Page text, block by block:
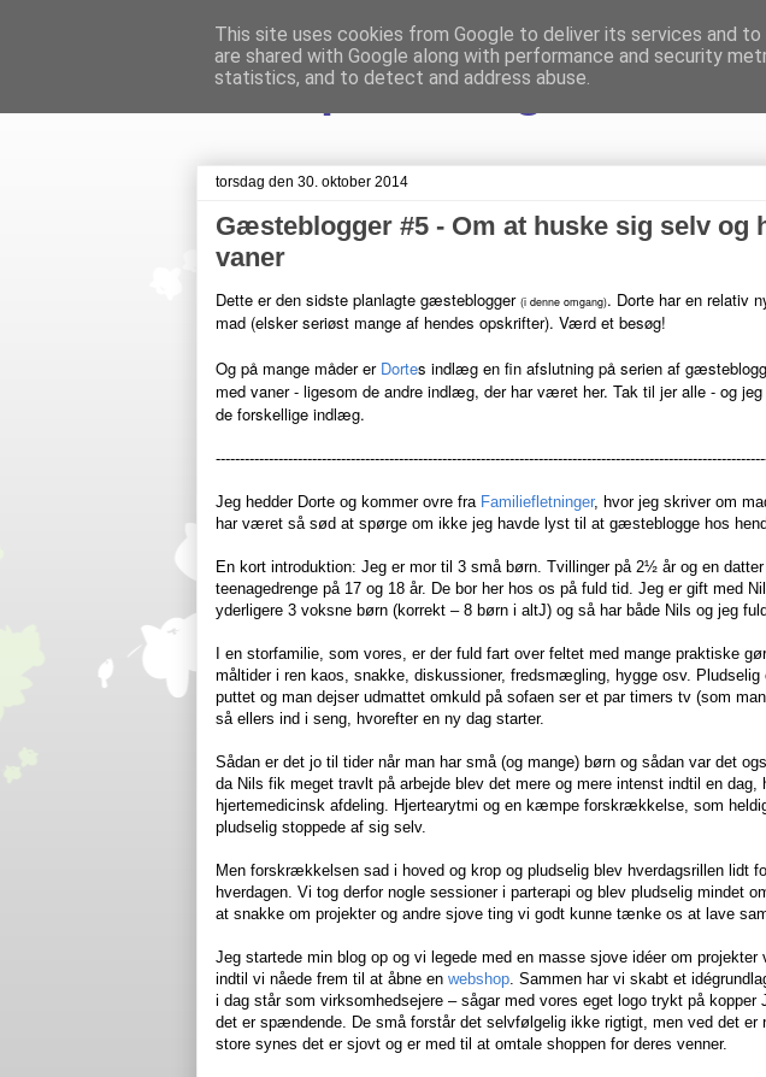
Livet på Vestegnen
torsdag den 30. oktober 2014
Gæsteblogger #5 - Om at huske sig selv og
vaner
Dette er den sidste planlagte gæsteblogger (i denne omgang). Dorte har en relativ
mad (elsker seriøst mange af hendes opskrifter). Værd et besøg!
Og på mange måder er Dortes indlæg en fin afslutning på serien af
med vaner - ligesom de andre indlæg, der har været her. Tak til jer alle - og
de forskellige indlæg.
Jeg hedder Dorte og kommer ovre fra Familiefletninger, hvor jeg skriver om
har været så sød at spørge om ikke jeg havde lyst til at gæsteblogge hos
En kort introduktion: Jeg er mor til 3 små børn. Tvillinger på 2½ år og en
teenagedrenge på 17 og 18 år. De bor her hos os på fuld tid. Jeg er gift med
yderligere 3 voksne børn (korrekt – 8 børn i altJ) og så har både Nils og jeg
I en storfamilie, som vores, er der fuld fart over feltet med mange praktiske
måltider i ren kaos, snakke, diskussioner, fredsmægling, hygge osv. Pludselig
puttet og man dejser udmattet omkuld på sofaen ser et par timers tv (som
så ellers ind i seng, hvorefter en ny dag starter.
Sådan er det jo til tider når man har små (og mange) børn og sådan var det
da Nils fik meget travlt på arbejde blev det mere og mere intenst indtil en
hjertemedicinsk afdeling. Hjertearytmi og en kæmpe forskrækkelse, som
pludselig stoppede af sig selv.
Men forskrækkelsen sad i hoved og krop og pludselig blev hverdagsrillen lidt
hverdagen. Vi tog derfor nogle sessioner i parterapi og blev pludselig mindet
at snakke om projekter og andre sjove ting vi godt kunne tænke os at lave
Jeg startede min blog op og vi legede med en masse sjove idéer om
indtil vi nåede frem til at åbne en webshop. Sammen har vi skabt et
i dag står som virksomhedsejere – sågar med vores eget logo trykt på
det er spændende. De små forstår det selvfølgelig ikke rigtigt, men ved det er
store synes det er sjovt og er med til at omtale shoppen for deres venner.
This site uses cookies from Google to deliver its services and
are shared with Google along with performance and security
statistics, and to detect and address abuse.